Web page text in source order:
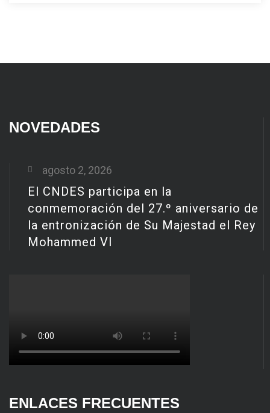
NOVEDADES
agosto 2, 2026
El CNDES participa en la
conmemoración del 27.º aniversario de
la entronización de Su Majestad el Rey
Mohammed VI
ENLACES FRECUENTES